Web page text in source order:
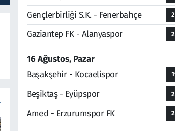
Gençlerbirliği S.K. - Fenerbahçe
Gaziantep FK - Alanyaspor
16 Ağustos, Pazar
Başakşehir - Kocaelispor
Beşiktaş - Eyüpspor
Amed - Erzurumspor FK